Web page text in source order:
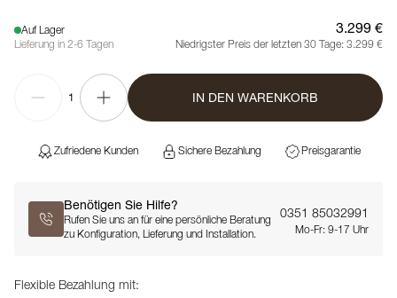
Auf Lager
Lieferung in 2-6 Tagen
3.299 €
Niedrigster Preis der letzten 30 Tage: 3.299 €
1 IN DEN WARENKORB
Zufriedene Kunden Sichere Bezahlung Preisgarantie
Benötigen Sie Hilfe?
Rufen Sie uns an für eine persönliche Beratung
zu Konfiguration, Lieferung und Installation.
0351 85032991
Mo-Fr: 9-17 Uhr
Flexible Bezahlung mit: